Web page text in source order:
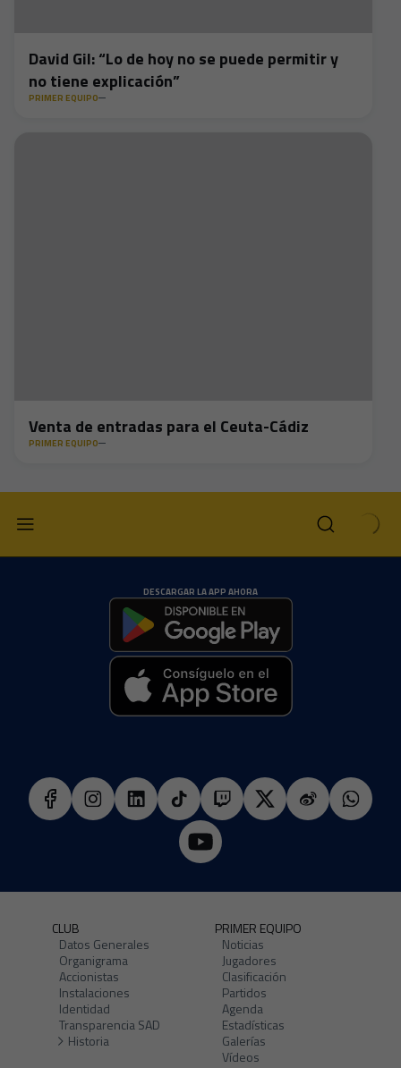
David Gil: “Lo de hoy no se puede permitir y
no tiene explicación”
PRIMER EQUIPO
Venta de entradas para el Ceuta-Cádiz
PRIMER EQUIPO
DESCARGAR LA APP AHORA
CLUB
Datos Generales
Organigrama
Accionistas
Instalaciones
Identidad
Transparencia SAD
Historia
PRIMER EQUIPO
Noticias
Jugadores
Clasificación
Partidos
Agenda
Estadísticas
Galerías
Vídeos